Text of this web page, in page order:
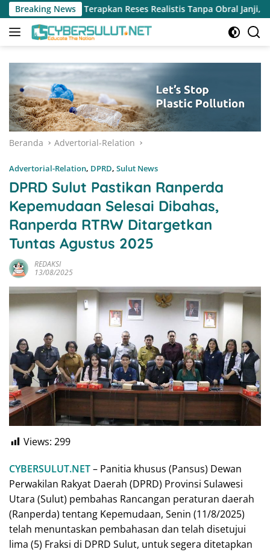
Langsung
ke
konten
Breaking News
Tanpa Obral Janji, Henry Walukow Jemput Langsung
Beranda Advertorial-Relation
Advertorial-Relation, DPRD, Sulut News
DPRD Sulut Pastikan Ranperda
Kepemudaan Selesai Dibahas,
Ranperda RTRW Ditargetkan
Tuntas Agustus 2025
REDAKSI
13/08/2025
Views: 299
CYBERSULUT.NET– Panitia khusus (Pansus) Dewan
Perwakilan Rakyat Daerah (DPRD) Provinsi Sulawesi
Utara (Sulut) pembahas Rancangan peraturan daerah
(Ranperda) tentang Kepemudaan, Senin (11/8/2025)
telah menuntaskan pembahasan dan telah disetujui
lima (5) Fraksi di DPRD Sulut, untuk segera ditetapkan